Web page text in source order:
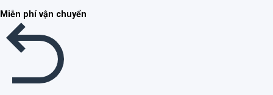
Miễn phí vận chuyển